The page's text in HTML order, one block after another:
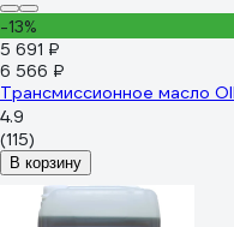
-13%
5 691 ₽
6 566 ₽
Трансмиссионное масло
4.9
(115)
В корзину